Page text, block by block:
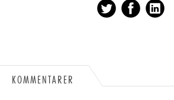
KOMMENTARER